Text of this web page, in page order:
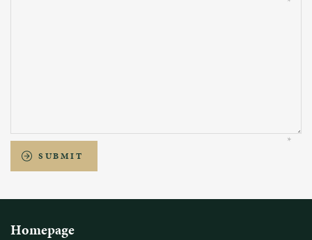
SUBMIT
Homepage